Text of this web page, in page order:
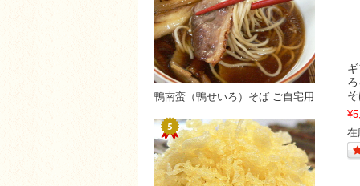
在
鴨南蛮（鴨せいろ）そば ご自宅用